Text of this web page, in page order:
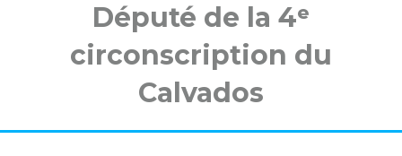
Député de la 4ᵉ
circonscription du
Calvados